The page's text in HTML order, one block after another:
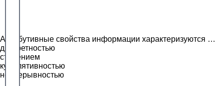
Атрибутивные свойства информации характеризуются …
дискретностью
старением
кумулятивностью
непрерывностью